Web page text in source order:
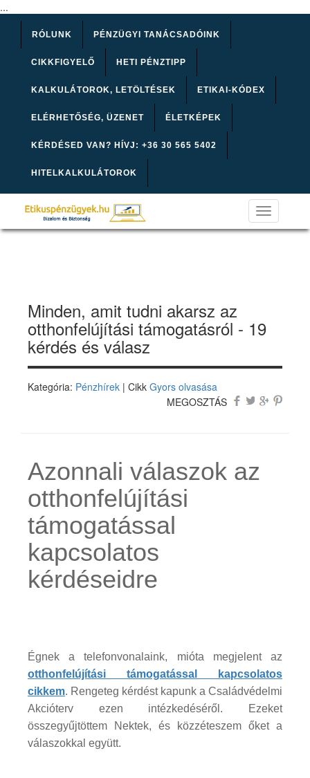
...
RÓLUNK PÉNZÜGYI TANÁCSADÓINK
CIKKFIGYELŐ HETI PÉNZTIPP
KALKULÁTOROK, LETÖLTÉSEK ETIKAI-KÓDEX
ELÉRHETŐSÉG, ÜZENET ÉLETKÉPEK
KÉRDÉSED VAN? HÍVJ: +36 30 565 5402
HITELKALKULÁTOROK
Toggle
navigation
Minden, amit tudni akarsz az
otthonfelújítási támogatásról - 19
kérdés és válasz
Kategória: Pénzhírek | Cikk Gyors olvasása
MEGOSZTÁS
Azonnali válaszok az
otthonfelújítási
támogatással
kapcsolatos
kérdéseidre
Égnek a telefonvonalaink, mióta megjelent az
otthonfelújítási támogatással kapcsolatos
cikkem. Rengeteg kérdést kapunk a Családvédelmi
Akcióterv ezen intézkedéséről. Ezeket
összegyűjtöttem Nektek, és közzéteszem őket a
válaszokkal együtt.